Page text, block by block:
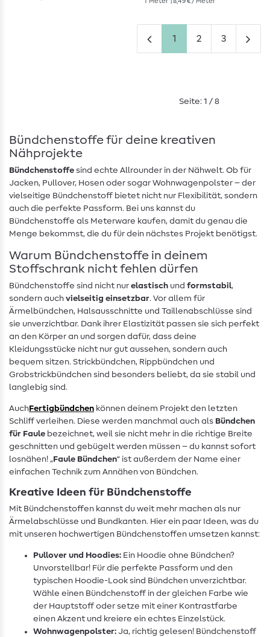
1 2 3
Seite: 1 / 8
Bündchenstoffe für deine kreativen
Nähprojekte
Bündchenstoffe sind echte Allrounder in der Nähwelt. Ob für
Jacken, Pullover, Hosen oder sogar Wohnwagenpolster – der
vielseitige Bündchenstoff bietet nicht nur Flexibilität, sondern
auch die perfekte Passform. Bei uns kannst du
Bündchenstoffe als Meterware kaufen, damit du genau die
Menge bekommst, die du für dein nächstes Projekt benötigst.
Warum Bündchenstoffe in deinem
Stoffschrank nicht fehlen dürfen
Bündchenstoffe sind nicht nur elastisch und formstabil,
sondern auch vielseitig einsetzbar. Vor allem für
Ärmelbündchen, Halsausschnitte und Taillenabschlüsse sind
sie unverzichtbar. Dank ihrer Elastizität passen sie sich perfekt
an den Körper an und sorgen dafür, dass deine
Kleidungsstücke nicht nur gut aussehen, sondern auch
bequem sitzen. Strickbündchen, Rippbündchen und
Grobstrickbündchen sind besonders beliebt, da sie stabil und
langlebig sind.
Auch Fertigbündchen können deinem Projekt den letzten
Schliff verleihen. Diese werden manchmal auch als Bündchen
für Faule bezeichnet, weil sie nicht mehr in die richtige Breite
geschnitten und gebügelt werden müssen – du kannst sofort
losnähen! „ Faule Bündchen“ ist außerdem der Name einer
einfachen Technik zum Annähen von Bündchen.
Kreative Ideen für Bündchenstoffe
Mit Bündchenstoffen kannst du weit mehr machen als nur
Ärmelabschlüsse und Bundkanten. Hier ein paar Ideen, was du
mit unseren hochwertigen Bündchenstoffen umsetzen kannst:
Pullover und Hoodies: Ein Hoodie ohne Bündchen?
Unvorstellbar! Für die perfekte Passform und den
typischen Hoodie-Look sind Bündchen unverzichtbar.
Wähle einen Bündchenstoff in der gleichen Farbe wie
der Hauptstoff oder setze mit einer Kontrastfarbe
einen Akzent und kreiere ein echtes Einzelstück.
Wohnwagenpolster: Ja, richtig gelesen! Bündchenstoff